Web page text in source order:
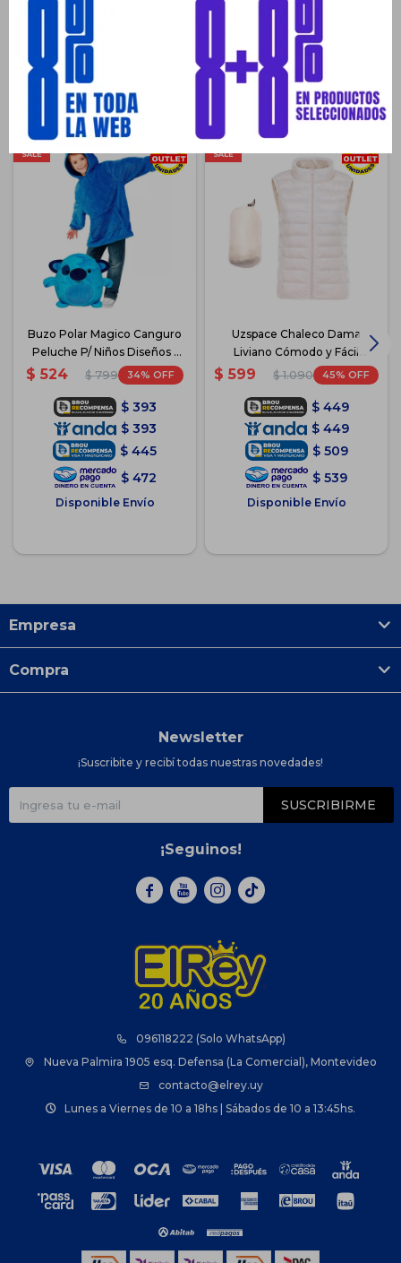
Productos que te pueden interesar
Buzo Polar Magico Canguro
Peluche P/ Niños Diseños -
Azul
$ 524 $ 799 34
$ 393
$ 393
$ 445
$ 472
Disponible Envío
Uzspace Chaleco Dama
Liviano Cómodo y Fácil
Guardado - Blanco
$ 599 $ 1.090 45
$ 449
$ 449
$ 509
$ 539
Disponible Envío
096118222 (Solo WhatsApp)
Nueva Palmira 1905 esq. Defensa (La Comercial), Montevideo
contacto@elrey.uy
Lunes a Viernes de 10 a 18hs | Sábados de 10 a 13:45hs.
Empresa
Compra
Newsletter
¡Suscribite y recibí todas nuestras novedades!
SUSCRIBIRME
¡Seguinos!
  